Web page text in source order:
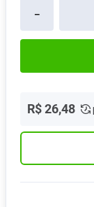
－
R$26,48